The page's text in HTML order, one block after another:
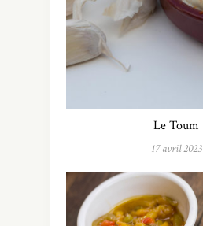
Le Toum
17 avril 2023